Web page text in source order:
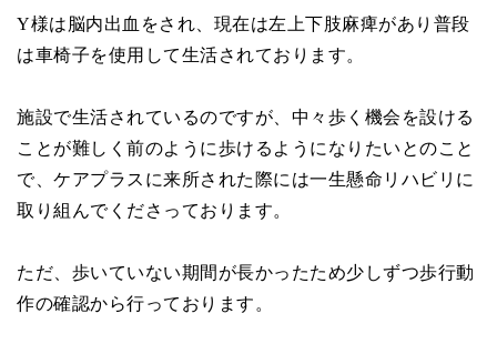
Y様は脳内出血をされ、現在は左上下肢麻痺があり普段
は車椅子を使用して生活されております。
施設で生活されているのですが、中々歩く機会を設ける
ことが難しく前のように歩けるようになりたいとのこと
で、ケアプラスに来所された際には一生懸命リハビリに
取り組んでくださっております。
ただ、歩いていない期間が長かったため少しずつ歩行動
作の確認から行っております。